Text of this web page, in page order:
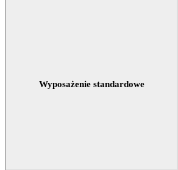
Wyposażenie standardowe